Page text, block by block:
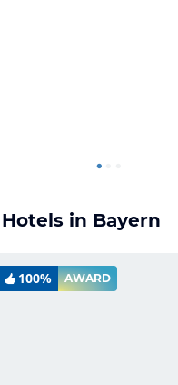
in Bayern
100% AWARD